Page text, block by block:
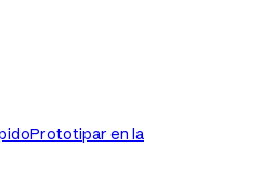
Prototipar en la